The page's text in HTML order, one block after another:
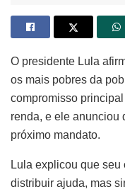
O presidente Lula
os mais pobres da
compromisso
renda, e ele anunciou
próximo mandato.
Lula explicou que
distribuir ajuda, mas